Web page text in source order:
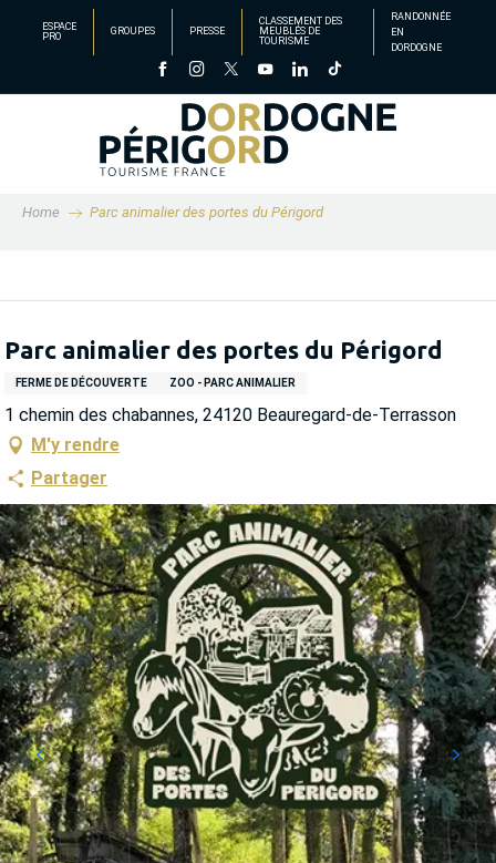
principal
ESPACE
PRO
GROUPES PRESSE
CLASSEMENT DES
MEUBLÉS DE
TOURISME
RANDONNÉE
EN
DORDOGNE
Home Parc animalier des portes du Périgord
Parc animalier des portes du Périgord
FERME DE DÉCOUVERTE ZOO - PARC ANIMALIER
1 chemin des chabannes, 24120 Beauregard-de-Terrasson
M'y rendre
Partager